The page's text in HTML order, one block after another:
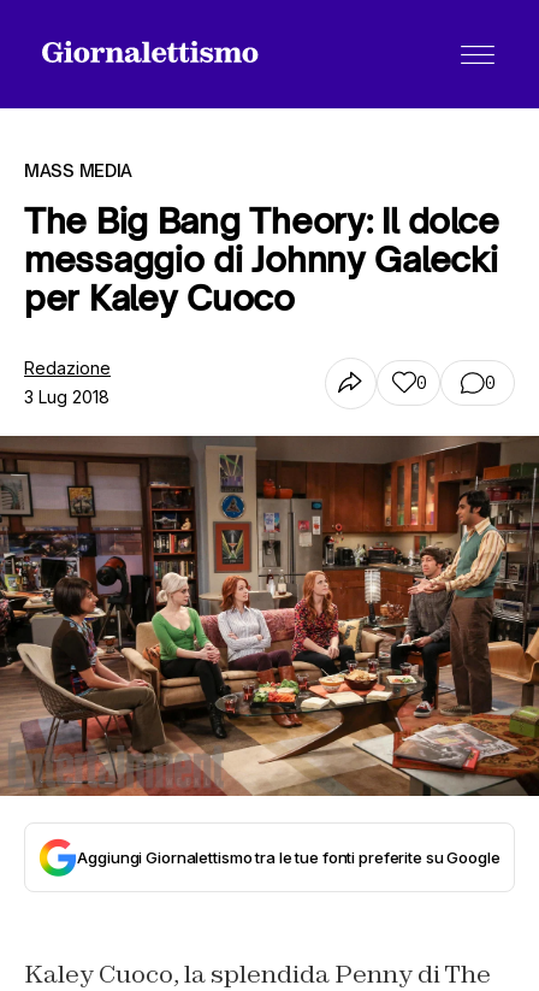
Tutti gli articoli
Chi siamo
Contatti
MASS MEDIA
The Big Bang Theory: Il dolce
messaggio di Johnny Galecki
per Kaley Cuoco
Redazione
3 Lug 2018
0 0
Aggiungi Giornalettismo tra le tue fonti preferite su Google
Kaley Cuoco, la splendida Penny di The